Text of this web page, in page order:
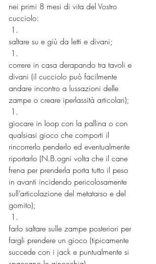
nei primi 8 mesi di vita del Vostro
cucciolo:
saltare su e giù da letti e divani;
correre in casa derapando tra tavoli e
divani (il cucciolo può facilmente
andare incontro a lussazioni delle
zampe o creare iperlassità articolari);
giocare in loop con la pallina o con
qualsiasi gioco che comporti il
rincorrerlo penderlo ed eventualmente
riportarlo (N.B.ogni volta che il cane
frena per prenderla porta tutto il peso
in avanti incidendo pericolosamente
sull’articolazione del metatarso e del
gomito);
farlo saltare sulle zampe posteriori per
fargli prendere un gioco (tipicamente
succede con i jack e puntualmente si